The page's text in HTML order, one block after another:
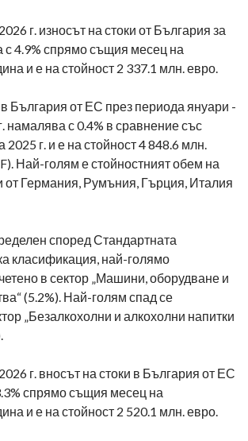
г. износът на стоки от България за
с 4.9% спрямо същия месец на
и е на стойност 2 337.1 млн. евро.
България от ЕС през периода януари -
намалява с 0.4% в сравнение със
г. и е на стойност 4 848.6 млн.
Най-голям е стойностният обем на
от Германия, Румъния, Гърция, Италия
според Стандартната
класификация, най-голямо
в сектор „Машини, оборудване и
(5.2%). Най-голям спад се
„Безалкохолни и алкохолни напитки
г. вносът на стоки в България от ЕС
спрямо същия месец на
и е на стойност 2 520.1 млн. евро.